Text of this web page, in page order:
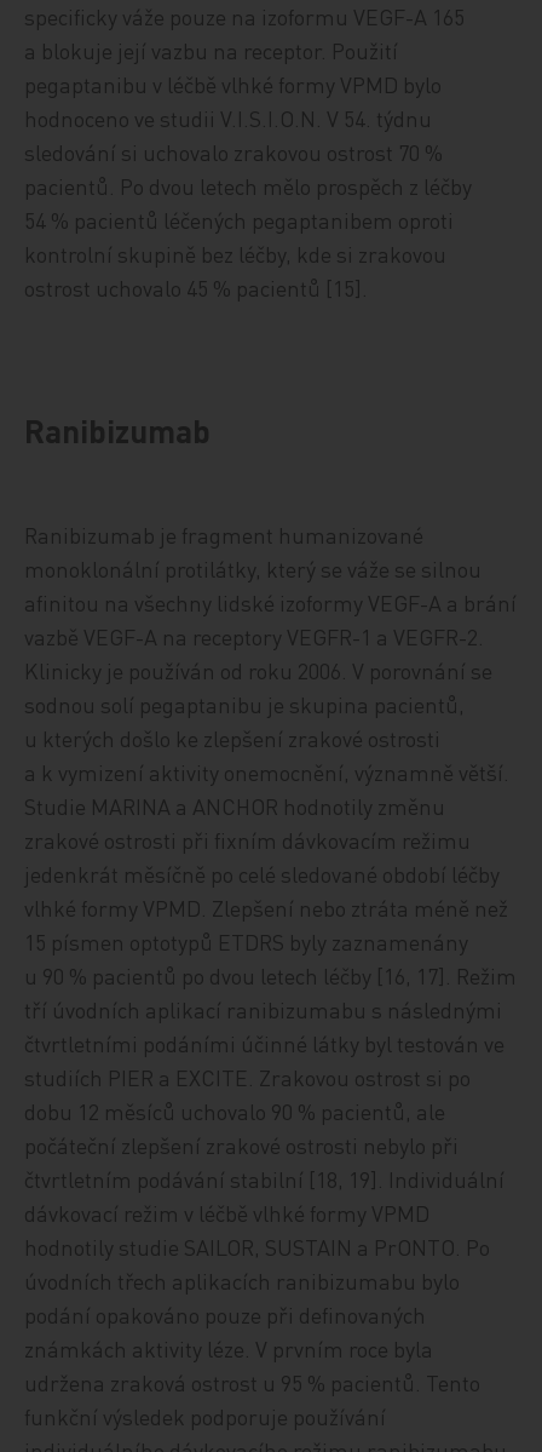
specificky váže pouze na izoformu VEGF-A 165
a blokuje její vazbu na receptor. Použití
pegaptanibu v léčbě vlhké formy VPMD bylo
hodnoceno ve studii V.I.S.I.O.N. V 54. týdnu
sledování si uchovalo zrakovou ostrost 70 %
pacientů. Po dvou letech mělo prospěch z léčby
54 % pacientů léčených pegaptanibem oproti
kontrolní skupině bez léčby, kde si zrakovou
ostrost uchovalo 45 % pacientů [15].
Ranibizumab
Ranibizumab je fragment humanizované
monoklonální protilátky, který se váže se silnou
afinitou na všechny lidské izoformy VEGF-A a brání
vazbě VEGF-A na receptory VEGFR-1 a VEGFR-2.
Klinicky je používán od roku 2006. V porovnání se
sodnou solí pegaptanibu je skupina pacientů,
u kterých došlo ke zlepšení zrakové ostrosti
a k vymizení aktivity onemocnění, významně větší.
Studie MARINA a ANCHOR hodnotily změnu
zrakové ostrosti při fixním dávkovacím režimu
jedenkrát měsíčně po celé sledované období léčby
vlhké formy VPMD. Zlepšení nebo ztráta méně než
15 písmen optotypů ETDRS byly zaznamenány
u 90 % pacientů po dvou letech léčby [16, 17]. Režim
tří úvodních aplikací ranibizumabu s následnými
čtvrtletními podáními účinné látky byl testován ve
studiích PIER a EXCITE. Zrakovou ostrost si po
dobu 12 měsíců uchovalo 90 % pacientů, ale
počáteční zlepšení zrakové ostrosti nebylo při
čtvrtletním podávání stabilní [18, 19]. Individuální
dávkovací režim v léčbě vlhké formy VPMD
hodnotily studie SAILOR, SUSTAIN a PrONTO. Po
úvodních třech aplikacích ranibizumabu bylo
podání opakováno pouze při definovaných
známkách aktivity léze. V prvním roce byla
udržena zraková ostrost u 95 % pacientů. Tento
funkční výsledek podporuje používání